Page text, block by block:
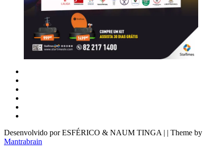
Desenvolvido por ESFÉRICO & NAUM TINGA | | Theme by
Mantrabrain